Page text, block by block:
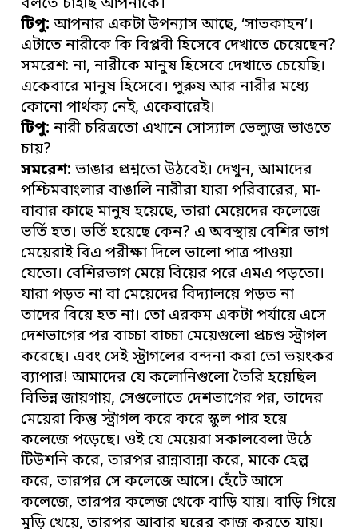
বলতে চাইছি আপনাকে।
টিপু: আপনার একটা উপন্যাস আছে, ‘সাতকাহন’।
এটাতে নারীকে কি বিপ্লবী হিসেবে দেখাতে চেয়েছেন?
সমরেশ: না, নারীকে মানুষ হিসেবে দেখাতে চেয়েছি।
একেবারে মানুষ হিসেবে। পুরুষ আর নারীর মধ্যে
কোনো পার্থক্য নেই, একেবারেই।
টিপু: নারী চরিত্রতো এখানে সোস্যাল ভেল্যুজ ভাঙতে
চায়?
সমরেশ: ভাঙার প্রশ্নতো উঠবেই। দেখুন, আমাদের
পশ্চিমবাংলার বাঙালি নারীরা যারা পরিবারের, মা-
বাবার কাছে মানুষ হয়েছে, তারা মেয়েদের কলেজে
ভর্তি হত। ভর্তি হয়েছে কেন? এ অবস্থায় বেশির ভাগ
মেয়েরাই বিএ পরীক্ষা দিলে ভালো পাত্র পাওয়া
যেতো। বেশিরভাগ মেয়ে বিয়ের পরে এমএ পড়তো।
যারা পড়ত না বা মেয়েদের বিদ্যালয়ে পড়ত না
তাদের বিয়ে হত না। তো এরকম একটা পর্যায়ে এসে
দেশভাগের পর বাচ্চা বাচ্চা মেয়েগুলো প্রচণ্ড স্ট্রাগল
করেছে। এবং সেই স্ট্রাগলের বন্দনা করা তো ভয়ংকর
ব্যাপার! আমাদের যে কলোনিগুলো তৈরি হয়েছিল
বিভিন্ন জায়গায়, সেগুলোতে দেশভাগের পর, তাদের
মেয়েরা কিন্তু স্ট্রাগল করে করে স্কুল পার হয়ে
কলেজে পড়েছে। ওই যে মেয়েরা সকালবেলা উঠে
টিউশনি করে, তারপর রান্নাবান্না করে, মাকে হেল্প
করে, তারপর সে কলেজে আসে। হেঁটে আসে
কলেজে, তারপর কলেজ থেকে বাড়ি যায়। বাড়ি গিয়ে
মুড়ি খেয়ে, তারপর আবার ঘরের কাজ করতে যায়।